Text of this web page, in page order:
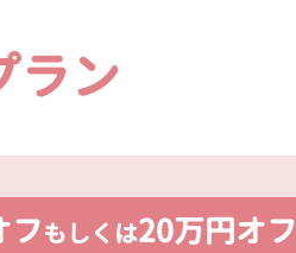
ラン
フもしくは20万円オフ